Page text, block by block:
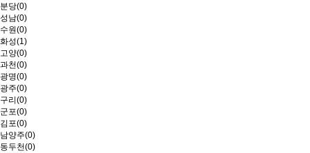
분당(0)
성남(0)
수원(0)
화성(1)
고양(0)
과천(0)
광명(0)
광주(0)
구리(0)
군포(0)
김포(0)
남양주(0)
동두천(0)